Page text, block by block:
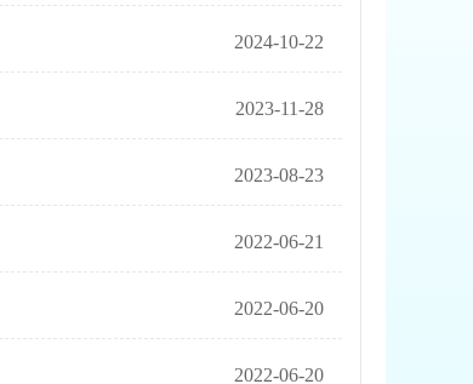
2024-10-22
2023-11-28
2023-08-23
2022-06-21
2022-06-20
2022-06-20